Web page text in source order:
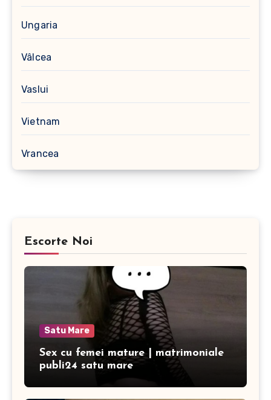
Ungaria
Vâlcea
Vaslui
Vietnam
Vrancea
Escorte Noi
Satu Mare
Sex cu femei mature | matrimoniale
publi24 satu mare